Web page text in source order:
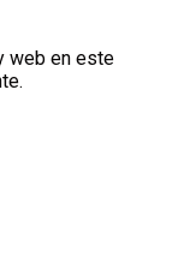
web en este